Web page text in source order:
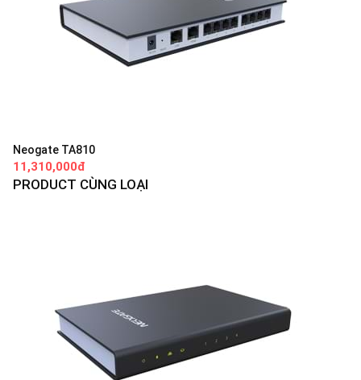
Neogate TA810
11,310,000đ
PRODUCT CÙNG LOẠI